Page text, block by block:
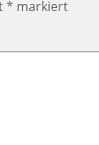
* markiert